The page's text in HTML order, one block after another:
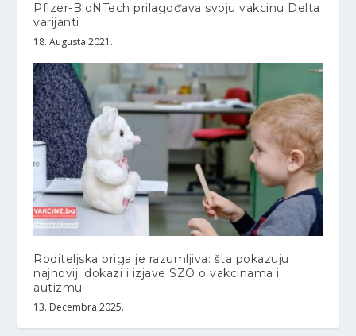
Pfizer-BioNTech prilagođava svoju vakcinu Delta
varijanti
18. Augusta 2021.
Roditeljska briga je razumljiva: šta pokazuju
najnoviji dokazi i izjave SZO o vakcinama i
autizmu
13. Decembra 2025.